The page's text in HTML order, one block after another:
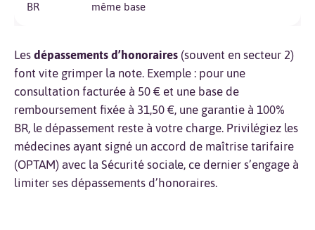
BR
même base
Les dépassements d’honoraires (souvent en secteur 2)
font vite grimper la note. Exemple : pour une
consultation facturée à 50 € et une base de
remboursement fixée à 31,50 €, une garantie à 100%
BR, le dépassement reste à votre charge. Privilégiez les
médecines ayant signé un accord de maîtrise tarifaire
(OPTAM) avec la Sécurité sociale, ce dernier s’engage à
limiter ses dépassements d’honoraires.